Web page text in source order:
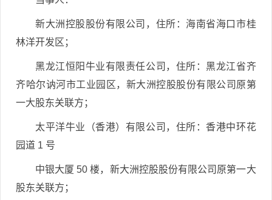
新大洲控股股份有限公司，住所：海南省海口市桂
林洋开发区；
黑龙江恒阳牛业有限责任公司，住所：黑龙江省齐
齐哈尔讷河市工业园区，新大洲控股股份有限公司原第
一大股东关联方；
太平洋牛业（香港）有限公司，住所：香港中环花
园道 1 号
中银大厦 50 楼，新大洲控股股份有限公司原第一大
股东关联方；